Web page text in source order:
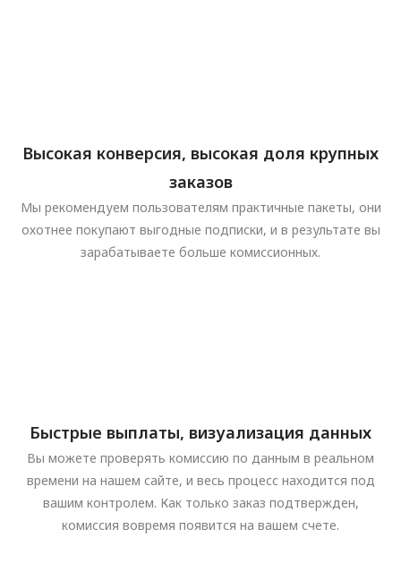
Высокая конверсия, высокая доля крупных
заказов
Мы рекомендуем пользователям практичные пакеты, они
охотнее покупают выгодные подписки, и в результате вы
зарабатываете больше комиссионных.
Быстрые выплаты, визуализация данных
Вы можете проверять комиссию по данным в реальном
времени на нашем сайте, и весь процесс находится под
вашим контролем. Как только заказ подтвержден,
комиссия вовремя появится на вашем счете.